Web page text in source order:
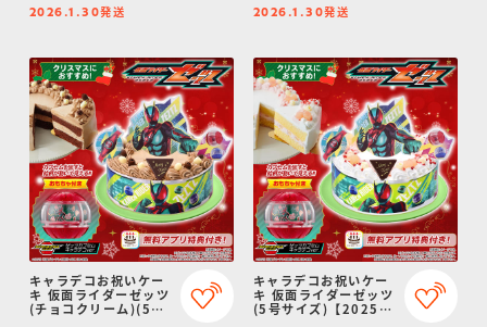
2026.1.30発送 2026.1.30発送
キャラデコお祝いケー
キ 仮面ライダーゼッツ
(チョコクリーム)(5号
キャラデコお祝いケー
キ 仮面ライダーゼッツ
(5号サイズ)【2025年